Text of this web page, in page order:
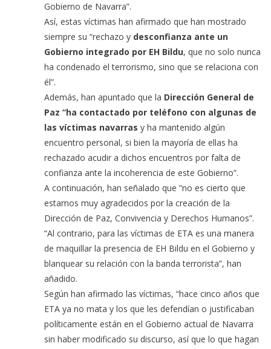
Gobierno de Navarra”.
Así, estas víctimas han afirmado que han mostrado
siempre su “rechazo y desconfianza ante un
Gobierno integrado por EH Bildu, que no solo nunca
ha condenado el terrorismo, sino que se relaciona con
él”.
Además, han apuntado que la Dirección General de
Paz “ha contactado por teléfono con algunas de
las víctimas navarras y ha mantenido algún
encuentro personal, si bien la mayoría de ellas ha
rechazado acudir a dichos encuentros por falta de
confianza ante la incoherencia de este Gobierno”.
A continuación, han señalado que “no es cierto que
estamos muy agradecidos por la creación de la
Dirección de Paz, Convivencia y Derechos Humanos”.
“Al contrario, para las víctimas de ETA es una manera
de maquillar la presencia de EH Bildu en el Gobierno y
blanquear su relación con la banda terrorista”, han
añadido.
Según han afirmado las víctimas, “hace cinco años que
ETA ya no mata y los que les defendían o justificaban
políticamente están en el Gobierno actual de Navarra
sin haber modificado su discurso, así que lo que hagan